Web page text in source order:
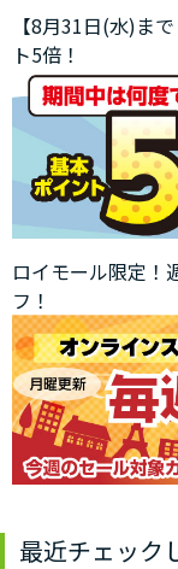
【8月31日(水)ま
ト5倍！
ロイモール限定！
フ！
最近チェック